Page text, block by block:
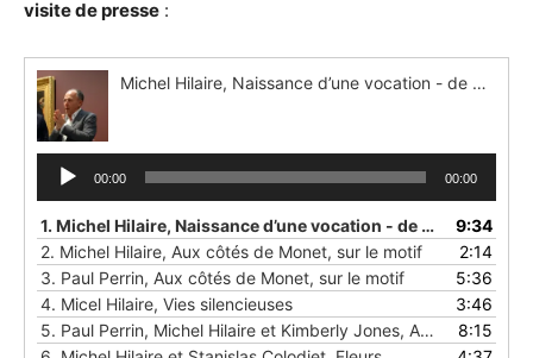
visite de presse :
Michel Hilaire, Naissance d’une vocation - de Montpellier à Paris
Lecteur
audio
00:00 00:00
1. Michel Hilaire, Naissance d’une vocation - de Montpellier à Paris
9:34
2. Michel Hilaire, Aux côtés de Monet, sur le motif
2:14
3. Paul Perrin, Aux côtés de Monet, sur le motif
5:36
4. Micel Hilaire, Vies silencieuses
3:46
5. Paul Perrin, Michel Hilaire et Kimberly Jones, Amitiés d’atelier
8:15